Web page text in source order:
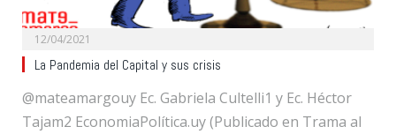
12/04/2021
La Pandemia del Capital y sus crisis
@mateamargouy Ec. Gabriela Cultelli1 y Ec. Héctor
Tajam2 EconomiaPolítica.uy (Publicado en Trama al